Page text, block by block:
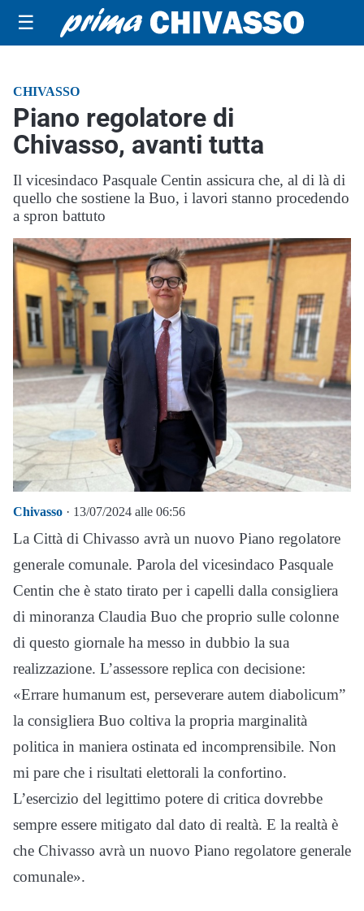
☰
CHIVASSO
Piano regolatore di
Chivasso, avanti tutta
Il vicesindaco Pasquale Centin assicura che, al di là di
quello che sostiene la Buo, i lavori stanno procedendo
a spron battuto
Chivasso · 13/07/2024 alle 06:56
La Città di Chivasso avrà un nuovo Piano regolatore
generale comunale. Parola del vicesindaco Pasquale
Centin che è stato tirato per i capelli dalla consigliera
di minoranza Claudia Buo che proprio sulle colonne
di questo giornale ha messo in dubbio la sua
realizzazione. L’assessore replica con decisione:
«Errare humanum est, perseverare autem diabolicum”
la consigliera Buo coltiva la propria marginalità
politica in maniera ostinata ed incomprensibile. Non
mi pare che i risultati elettorali la confortino.
L’esercizio del legittimo potere di critica dovrebbe
sempre essere mitigato dal dato di realtà. E la realtà è
che Chivasso avrà un nuovo Piano regolatore generale
comunale».